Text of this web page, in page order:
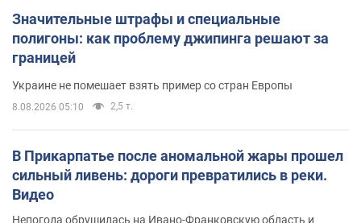
Значительные штрафы и специальные
полигоны: как проблему джипинга решают за
границей
Украине не помешает взять пример со стран Европы
8.08.2026 05:10 2,5 т.
В Прикарпатье после аномальной жары прошел
сильный ливень: дороги превратились в реки.
Видео
Непогода обрушилась на Ивано-Франковскую область и